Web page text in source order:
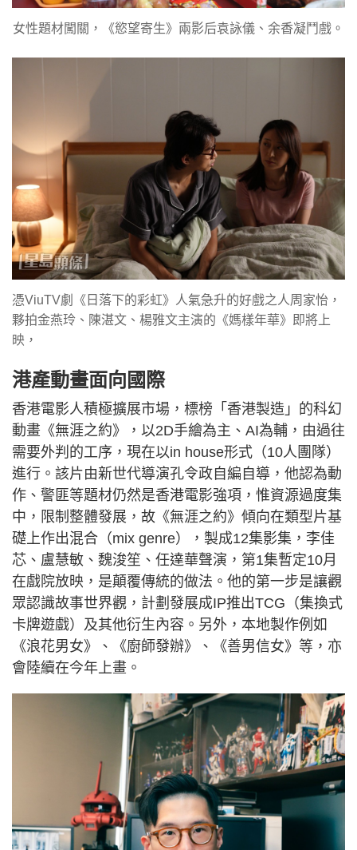
女性題材闖關，《慾望寄生》兩影后袁詠儀、余香凝鬥戲。
憑ViuTV劇《日落下的彩虹》人氣急升的好戲之人周家怡，
夥拍金燕玲、陳湛文、楊雅文主演的《媽樣年華》即將上
映，
港產動畫面向國際
香港電影人積極擴展市場，標榜「香港製造」的科幻
動畫《無涯之約》，以2D手繪為主、AI為輔，由過往
需要外判的工序，現在以in house形式（10人團隊）
進行。該片由新世代導演孔令政自編自導，他認為動
作、警匪等題材仍然是香港電影強項，惟資源過度集
中，限制整體發展，故《無涯之約》傾向在類型片基
礎上作出混合（mix genre），製成12集影集，李佳
芯、盧慧敏、魏浚笙、任達華聲演，第1集暫定10月
在戲院放映，是顛覆傳統的做法。他的第一步是讓觀
眾認識故事世界觀，計劃發展成IP推出TCG（集換式
卡牌遊戲）及其他衍生內容。另外，本地製作例如
《浪花男女》、《廚師發辦》、《善男信女》等，亦
會陸續在今年上畫。